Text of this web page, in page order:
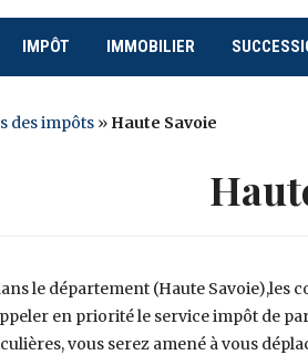
IMPÔT IMMOBILIER
des impôts» Haute Savoie
le département (Haute
en priorité le service impôt de
vous serez amené à vous